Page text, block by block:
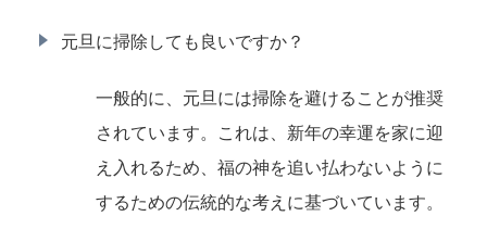
元旦に掃除しても良いですか？
一般的に、元旦には掃除を避けることが推奨
されています。これは、新年の幸運を家に迎
え入れるため、福の神を追い払わないように
するための伝統的な考えに基づいています。